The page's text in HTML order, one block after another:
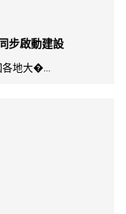
步啟動建設
各地大�...